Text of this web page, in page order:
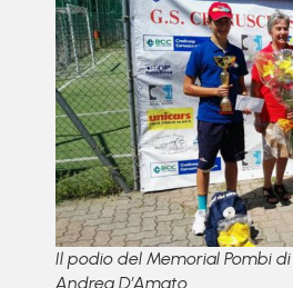
Il podio del Memorial Pombi
Andrea D’Amato